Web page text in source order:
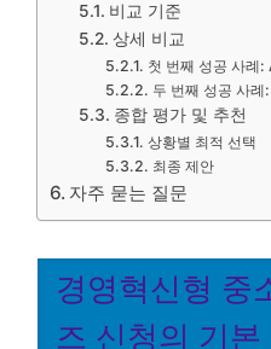
비교 기준
상세 비교
첫 번째 성공 사례:
두 번째 성공 사례
종합 평가 및 추천
상황별 최적 선택
최종 제안
자주 묻는 질문
경영혁신형 중
즈 신청의 기본